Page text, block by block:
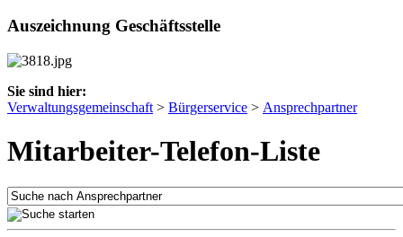
Auszeichnung Geschäftsstelle
Sie sind hier:
Verwaltungsgemeinschaft > Bürgerservice > Ansprechpartner
Mitarbeiter-Telefon-Liste